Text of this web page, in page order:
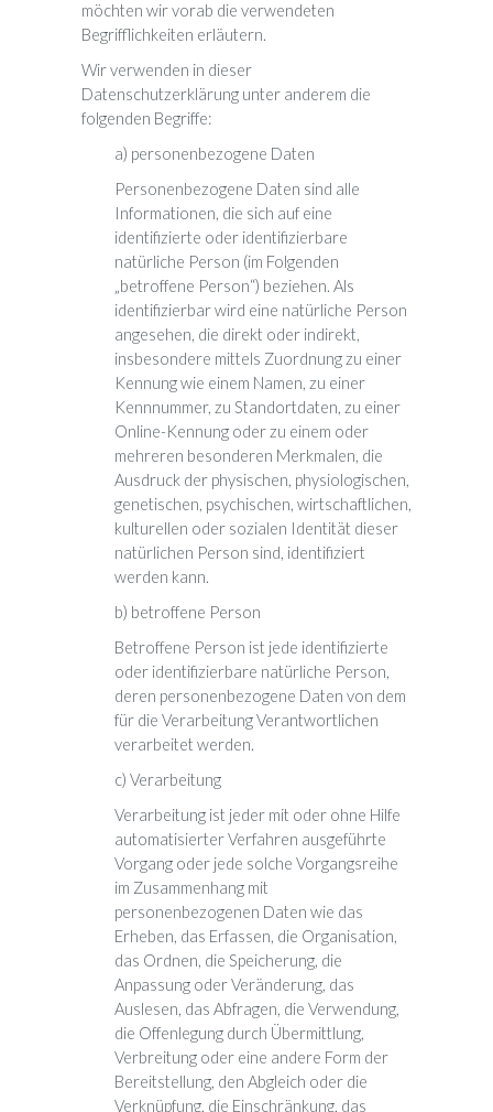
möchten wir vorab die verwendeten
Begrifflichkeiten erläutern.
Wir verwenden in dieser
Datenschutzerklärung unter anderem die
folgenden Begriffe:
a) personenbezogene Daten
Personenbezogene Daten sind alle
Informationen, die sich auf eine
identifizierte oder identifizierbare
natürliche Person (im Folgenden
„betroffene Person“) beziehen. Als
identifizierbar wird eine natürliche Person
angesehen, die direkt oder indirekt,
insbesondere mittels Zuordnung zu einer
Kennung wie einem Namen, zu einer
Kennnummer, zu Standortdaten, zu einer
Online-Kennung oder zu einem oder
mehreren besonderen Merkmalen, die
Ausdruck der physischen, physiologischen,
genetischen, psychischen, wirtschaftlichen,
kulturellen oder sozialen Identität dieser
natürlichen Person sind, identifiziert
werden kann.
b) betroffene Person
Betroffene Person ist jede identifizierte
oder identifizierbare natürliche Person,
deren personenbezogene Daten von dem
für die Verarbeitung Verantwortlichen
verarbeitet werden.
c) Verarbeitung
Verarbeitung ist jeder mit oder ohne Hilfe
automatisierter Verfahren ausgeführte
Vorgang oder jede solche Vorgangsreihe
im Zusammenhang mit
personenbezogenen Daten wie das
Erheben, das Erfassen, die Organisation,
das Ordnen, die Speicherung, die
Anpassung oder Veränderung, das
Auslesen, das Abfragen, die Verwendung,
die Offenlegung durch Übermittlung,
Verbreitung oder eine andere Form der
Bereitstellung, den Abgleich oder die
Verknüpfung, die Einschränkung, das